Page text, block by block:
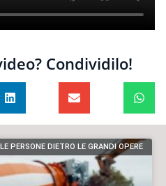
Condividilo!
PERSONE DIETRO LE GRANDI OPERE